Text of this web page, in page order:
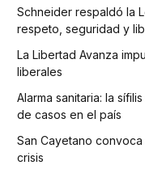
Schneider respaldó la
respeto, seguridad y
La Libertad Avanza
liberales
Alarma sanitaria: la
de casos en el país
San Cayetano
crisis